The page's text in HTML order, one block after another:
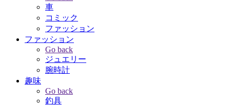
車
コミック
ファッション
ファッション
Go back
ジュエリー
腕時計
趣味
Go back
釣具